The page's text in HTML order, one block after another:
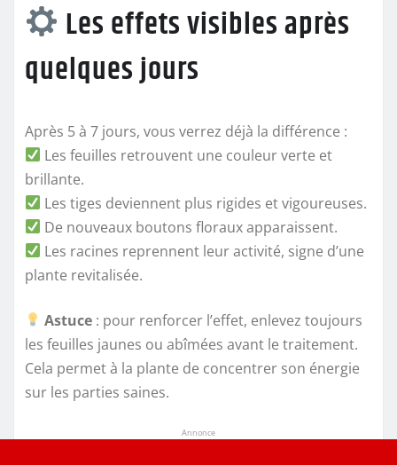
Les effets visibles après
quelques jours
Après 5 à 7 jours, vous verrez déjà la différence :
Les feuilles retrouvent une couleur verte et
brillante.
Les tiges deviennent plus rigides et vigoureuses.
De nouveaux boutons floraux apparaissent.
Les racines reprennent leur activité, signe d’une
plante revitalisée.
Astuce : pour renforcer l’effet, enlevez toujours
les feuilles jaunes ou abîmées avant le traitement.
Cela permet à la plante de concentrer son énergie
sur les parties saines.
Annonce